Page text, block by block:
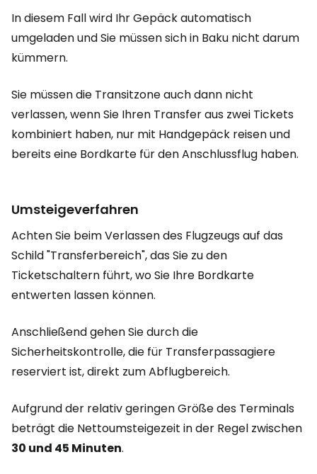
In diesem Fall wird Ihr Gepäck automatisch
umgeladen und Sie müssen sich in Baku nicht darum
kümmern.
Sie müssen die Transitzone auch dann nicht
verlassen, wenn Sie Ihren Transfer aus zwei Tickets
kombiniert haben, nur mit Handgepäck reisen und
bereits eine Bordkarte für den Anschlussflug haben.
Umsteigeverfahren
Achten Sie beim Verlassen des Flugzeugs auf das
Schild "Transferbereich", das Sie zu den
Ticketschaltern führt, wo Sie Ihre Bordkarte
entwerten lassen können.
Anschließend gehen Sie durch die
Sicherheitskontrolle, die für Transferpassagiere
reserviert ist, direkt zum Abflugbereich.
Aufgrund der relativ geringen Größe des Terminals
beträgt die Nettoumsteigezeit in der Regel zwischen
30 und 45 Minuten.